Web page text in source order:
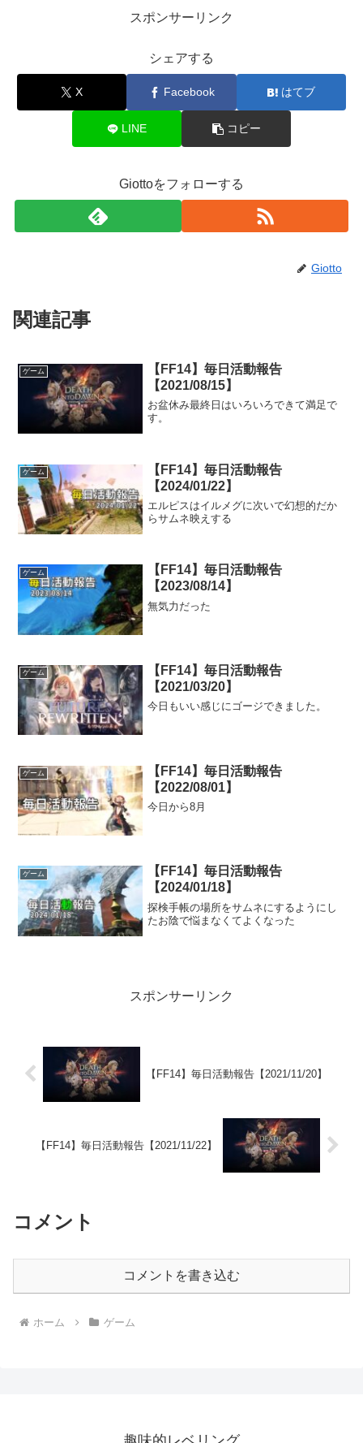
スポンサーリンク
シェアする
X Facebook はてブ
LINE コピー
Giottoをフォローする
Giotto
関連記事
ゲーム
【FF14】毎日活動報告
【2021/08/15】
お盆休み最終日はいろいろできて満足で
す。
ゲーム
【FF14】毎日活動報告
【2024/01/22】
エルピスはイルメグに次いで幻想的だか
らサムネ映えする
ゲーム
【FF14】毎日活動報告
【2023/08/14】
無気力だった
ゲーム
【FF14】毎日活動報告
【2021/03/20】
今日もいい感じにゴージできました。
ゲーム
【FF14】毎日活動報告
【2022/08/01】
今日から8月
ゲーム
【FF14】毎日活動報告
【2024/01/18】
探検手帳の場所をサムネにするようにし
たお陰で悩まなくてよくなった
スポンサーリンク
【FF14】毎日活動報告【2021/11/20】
【FF14】毎日活動報告【2021/11/22】
コメント
コメントを書き込む
ホーム ゲーム